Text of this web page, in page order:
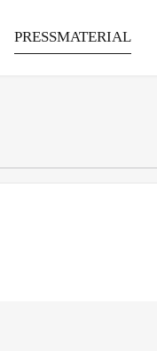
PRESSMATERIAL